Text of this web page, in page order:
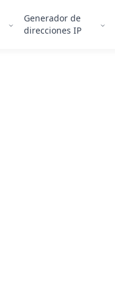
Generador de
direcciones IP